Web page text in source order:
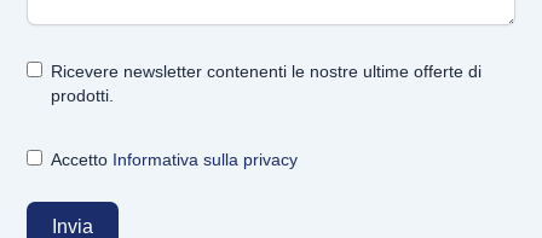
Ricevere newsletter contenenti le nostre ultime offerte di
prodotti.
Accetto Informativa sulla privacy
Invia